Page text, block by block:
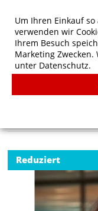
B&C QUEEN
Reduziert
Um Ihren Einkauf
verwenden wir
Ihrem Besuch
Marketing
unter Datenschutz.